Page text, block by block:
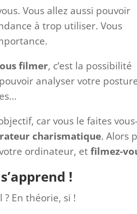
Vous allez aussi pouvoir
à trop utiliser. Vous
filmer, c’est la possibilité
analyser votre
car vous le faites
charismatique. Alors
votre ordinateur, etfilmez-
!
En théorie, si !